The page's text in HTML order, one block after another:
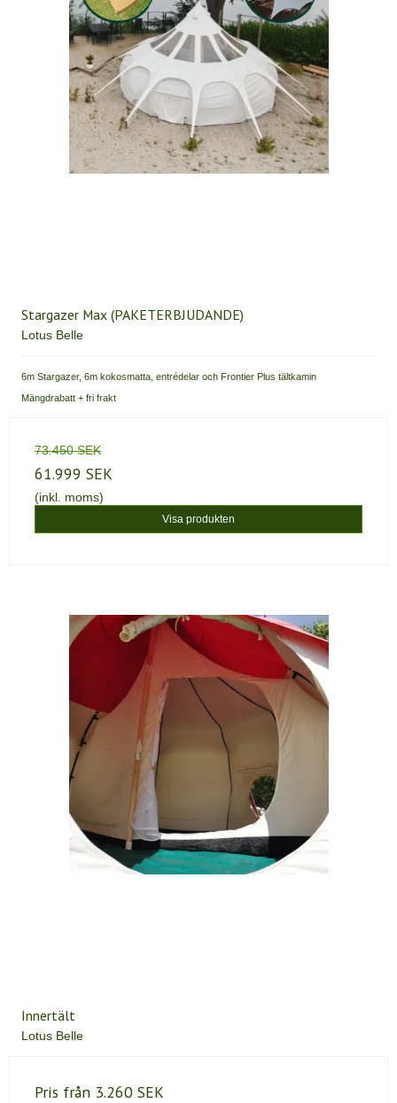
Stargazer Max (PAKETERBJUDANDE)
Lotus Belle
6m Stargazer, 6m kokosmatta, entrédelar och Frontier Plus tältkamin
Mängdrabatt + fri frakt
73.450 SEK
61.999 SEK
(inkl. moms)
Visa produkten
Innertält
Lotus Belle
Pris från 3.260 SEK